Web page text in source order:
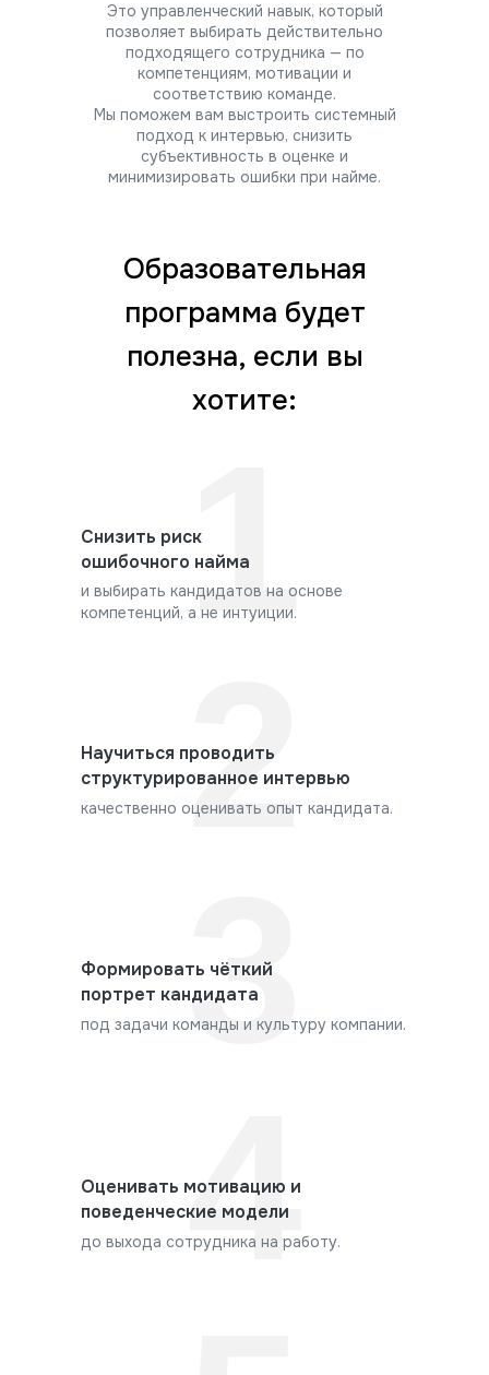
Это управленческий навык, который
позволяет выбирать действительно
подходящего сотрудника — по
компетенциям, мотивации и
соответствию команде.
Мы поможем вам выстроить системный
подход к интервью, снизить
субъективность в оценке и
минимизировать ошибки при найме.
4
3
2
1
и выбирать кандидатов на основе
компетенций, а не интуиции.
Научиться проводить
структурированное интервью
качественно оценивать опыт кандидата.
под задачи команды и культуру компании.
Снизить риск
ошибочного найма
Формировать чёткий
портрет кандидата
Образовательная
программа будет
полезна, если вы
хотите:
до выхода сотрудника на работу.
Оценивать мотивацию и
поведенческие модели